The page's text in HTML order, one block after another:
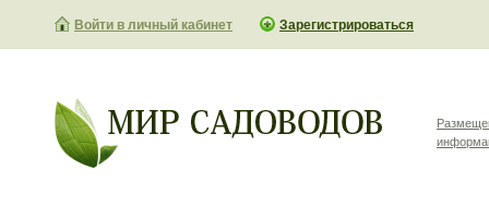
Войти в личный кабинет Зарегистрироваться